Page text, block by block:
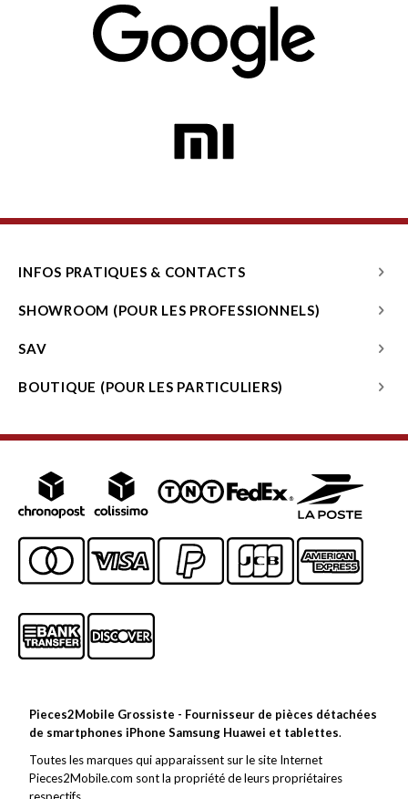
INFOS PRATIQUES & CONTACTS
SHOWROOM (POUR LES PROFESSIONNELS)
SAV
BOUTIQUE (POUR LES PARTICULIERS)
Pieces2Mobile Grossiste - Fournisseur de pièces détachées
de smartphones iPhone Samsung Huawei et tablettes.
Toutes les marques qui apparaissent sur le site Internet
Pieces2Mobile.com sont la propriété de leurs propriétaires